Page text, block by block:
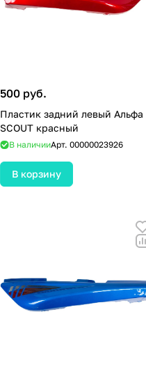
500 руб.
Пластик задний левый Альфа
SCOUT красный
В наличииАрт. 00000023926
В корзину